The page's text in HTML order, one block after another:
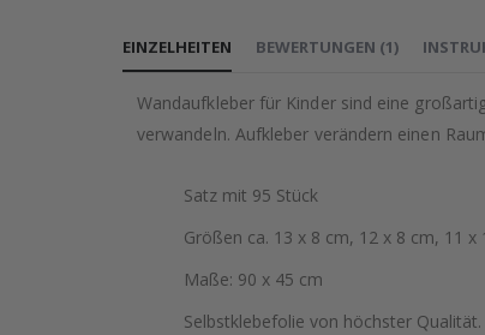
der
springen
EINZELHEITEN
Wandaufkleber für Kinder sind eine
verwandeln. Aufkleber verändern einen
Satz mit 95 Stück
Größen ca. 13 x 8 cm, 12 x 8 cm, 11
Maße: 90 x 45 cm
Selbstklebefolie von höchster Qualität.
BEWERTUNGEN (1)